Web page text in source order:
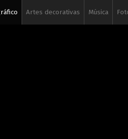
Artes decorativas Música